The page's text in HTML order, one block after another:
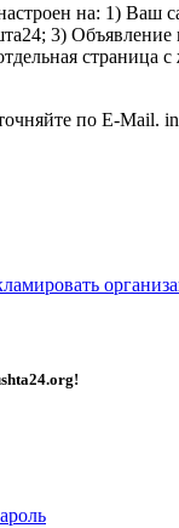
на: 1) Ваш
3)
страница
по E-Mail.
!